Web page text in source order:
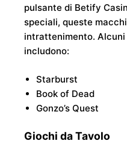
pulsante di Betify
speciali, queste
intrattenimento.
includono:
Starburst
Book of Dead
Gonzo’s Quest
Giochi da Tavolo